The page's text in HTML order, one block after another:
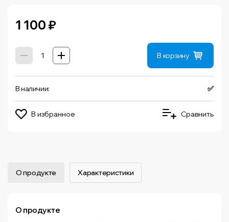
1 100₽
В корзину
В наличии: ✅
В избранное Сравнить
О продукте Характеристики
О продукте